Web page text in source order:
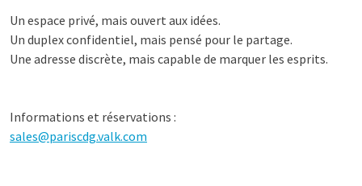
Un espace privé, mais ouvert aux idées.
Un duplex confidentiel, mais pensé pour le partage.
Une adresse discrète, mais capable de marquer les esprits.
Informations et réservations :
sales@pariscdg.valk.com